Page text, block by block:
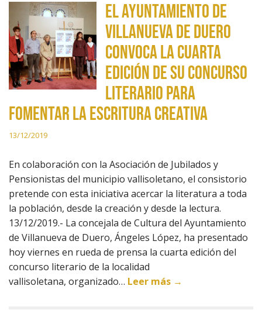
El Ayuntamiento de
Villanueva de Duero
convoca la cuarta
edición de su concurso
literario para
fomentar la escritura creativa
13/12/2019
En colaboración con la Asociación de Jubilados y
Pensionistas del municipio vallisoletano, el consistorio
pretende con esta iniciativa acercar la literatura a toda
la población, desde la creación y desde la lectura.
13/12/2019.- La concejala de Cultura del Ayuntamiento
de Villanueva de Duero, Ángeles López, ha presentado
hoy viernes en rueda de prensa la cuarta edición del
concurso literario de la localidad
vallisoletana, organizado… Leer más →